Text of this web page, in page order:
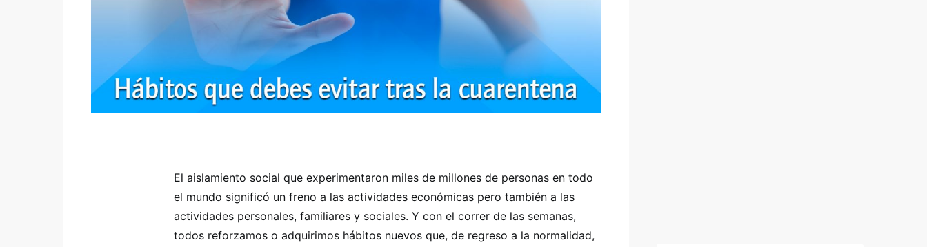
El aislamiento social que experimentaron miles de millones de personas en todo
el mundo significó un freno a las actividades económicas pero también a las
actividades personales, familiares y sociales. Y con el correr de las semanas,
todos reforzamos o adquirimos hábitos nuevos que, de regreso a la normalidad,